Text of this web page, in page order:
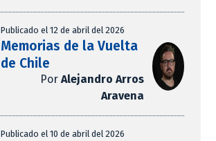
Publicado el 12 de abril del 2026
Memorias de la Vuelta
de Chile
Por Alejandro Arros
Aravena
Publicado el 10 de abril del 2026